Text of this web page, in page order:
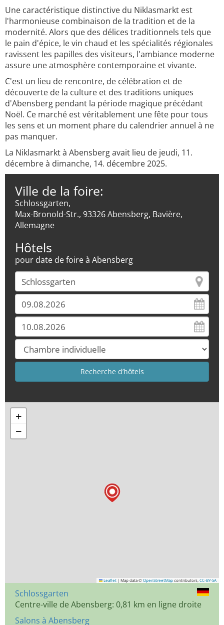
Une caractéristique distinctive du Niklasmarkt est
l'harmonieuse combinaison de la tradition et de la
modernité. Alors que des délices traditionnels tels que
le pain d'épice, le vin chaud et les spécialités régionales
ravissent les papilles des visiteurs, l'ambiance moderne
assure une atmosphère contemporaine et vivante.
C'est un lieu de rencontre, de célébration et de
découverte de la culture et des traditions uniques
d'Abensberg pendant la période magique précédant
Noël. Ce marché est véritablement une fête pour tous
les sens et un moment phare du calendrier annuel à ne
pas manquer.
La Niklasmarkt à Abensberg avait lieu de jeudi, 11.
décembre à dimanche, 14. décembre 2025.
Ville de la foire:
Schlossgarten,
Max-Bronold-Str., 93326 Abensberg, Bavière,
Allemagne
Hôtels
pour date de foire à Abensberg
+
−
Leaflet | Map data © OpenStreetMap contributors, CC-BY-SA
Schlossgarten
Centre-ville de Abensberg: 0,81 km en ligne droite
Salons à Abensberg